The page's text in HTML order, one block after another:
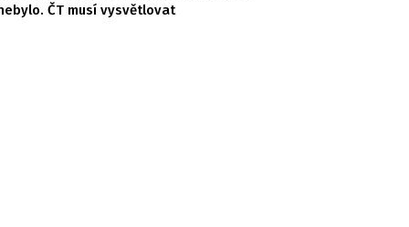
ČT musí vysvětlovat